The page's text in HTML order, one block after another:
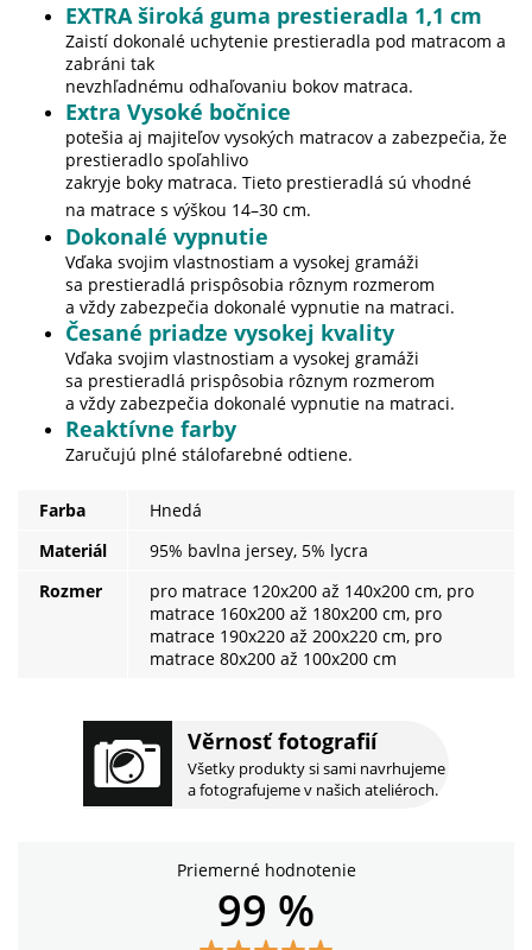
Věrnosť fotografií
Všetky produkty si sami navrhujeme
a fotografujeme v našich ateliéroch.
EXTRA široká guma prestieradla 1,1 cm
Zaistí dokonalé uchytenie prestieradla pod matracom a
zabráni tak
nevzhľadnému odhaľovaniu bokov matraca.
Extra Vysoké bočnice
potešia aj majiteľov vysokých matracov a zabezpečia, že
prestieradlo spoľahlivo
zakryje boky matraca. Tieto prestieradlá sú vhodné
na matrace s výškou 14–30 cm.
Dokonalé vypnutie
Vďaka svojim vlastnostiam a vysokej gramáži
sa prestieradlá prispôsobia rôznym rozmerom
a vždy zabezpečia dokonalé vypnutie na matraci.
Česané priadze vysokej kvality
Vďaka svojim vlastnostiam a vysokej gramáži
sa prestieradlá prispôsobia rôznym rozmerom
a vždy zabezpečia dokonalé vypnutie na matraci.
Reaktívne farby
Zaručujú plné stálofarebné odtiene.
Farba
Hnedá
Materiál
95% bavlna jersey, 5% lycra
Rozmer
pro matrace 120x200 až 140x200 cm, pro
matrace 160x200 až 180x200 cm, pro
matrace 190x220 až 200x220 cm, pro
matrace 80x200 až 100x200 cm
Priemerné hodnotenie
99 %